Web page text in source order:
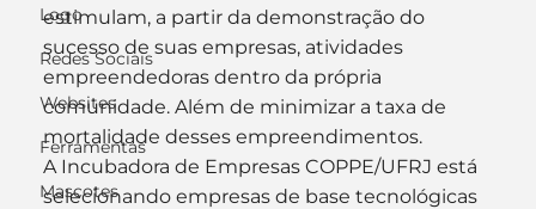
Logo
Redes Sociais
Websites
Ferramentas
Mascotes
estimulam, a partir da demonstração do
sucesso de suas empresas, atividades
empreendedoras dentro da própria
comunidade. Além de minimizar a taxa de
mortalidade desses empreendimentos.
A Incubadora de Empresas COPPE/UFRJ está
selecionando empresas de base tecnológicas